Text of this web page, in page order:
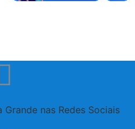
nas Redes Sociais